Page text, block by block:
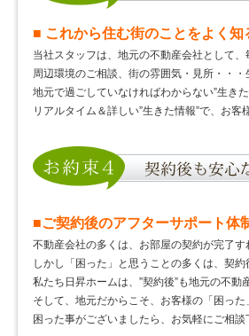
■ これから住む街のことをよく
当社スタッフは、地元の不動産会社として
周辺環境のご相談、街の雰囲気・見所・・
地元で過ごしていなければわからない”生き
リアルタイム＆詳しい”生きた情報”で、お
■ご契約後のアフターサポート体
不動産会社の多くは、お部屋の契約が完了
しかし「困った」と思うことの多くは、契
私たち日昇ホームは、”契約後”も地元の不
そして、地元だからこそ、お客様の「困っ
困った事がございましたら、お気軽にご相談